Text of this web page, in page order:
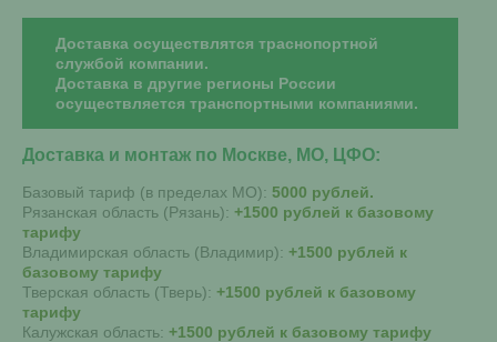
Доставка осуществлятся траснопортной
службой компании.
Доставка в другие регионы России
осуществляется транспортными компаниями.
Доставка и монтаж по Москве, МО, ЦФО:
Базовый тариф (в пределах МО): 5000 рублей.
Рязанская область (Рязань): +1500 рублей к базовому
тарифу
Владимирская область (Владимир): +1500 рублей к
базовому тарифу
Тверская область (Тверь): +1500 рублей к базовому
тарифу
Калужская область: +1500 рублей к базовому тарифу